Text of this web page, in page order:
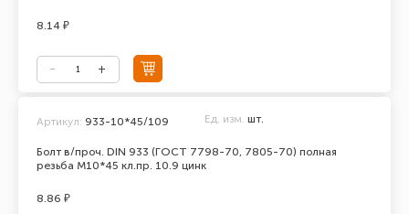
8.14 ₽
Болт в/проч. DIN 933 (ГОСТ 7798-70, 7805-70) полная
резьба М10*45 кл.пр. 10.9 цинк
Артикул: 933-10*45/109 Ед. изм. шт.
8.86 ₽